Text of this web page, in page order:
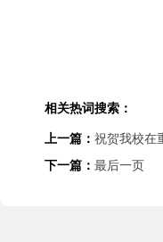
相关热词搜索：
上一篇： 祝贺我校在
下一篇： 最后一页